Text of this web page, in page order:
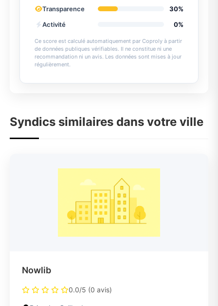
Transparence
30%
Activité
0%
Ce score est calculé automatiquement par Coproly à partir
de données publiques vérifiables. Il ne constitue ni une
recommandation ni un avis. Les données sont mises à jour
régulièrement.
Syndics similaires dans votre ville
Nowlib
0.0/5 (0 avis)